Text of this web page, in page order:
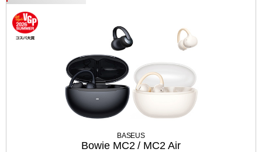
BASEUS
Bowie MC2 / MC2 Air